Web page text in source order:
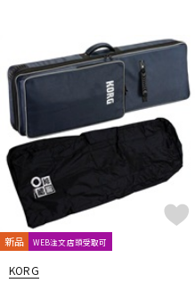
新品 WEB注文店頭受取可
KORG